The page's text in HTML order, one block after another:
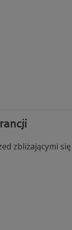
zbliżającymi